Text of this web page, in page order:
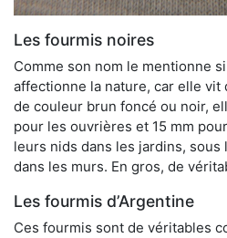
Les fourmis noires
Comme son nom le mentionne
affectionne la nature, car elle vit
de couleur brun foncé ou noir,
pour les ouvrières et 15 mm
leurs nids dans les jardins, sous
dans les murs. En gros, de
Les fourmis d’Argentine
Ces fourmis sont de véritables